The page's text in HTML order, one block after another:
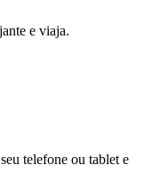
e viaja.
telefone ou tablet e